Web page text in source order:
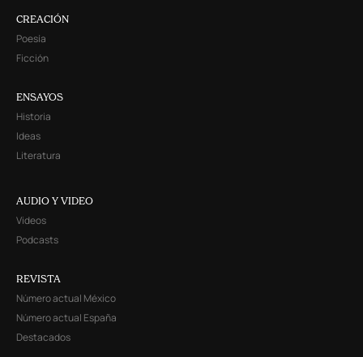
CREACIÓN
Poesía
Ficción
ENSAYOS
Historia
Ideas
Literatura
AUDIO Y VIDEO
Videos
Podcasts
REVISTA
Número actual México
Número actual España
Destacados